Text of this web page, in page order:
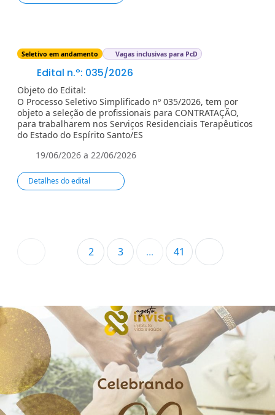
Seletivo em andamento Vagas inclusivas para PcD
Edital n.º: 035/2026
Objeto do Edital:
O Processo Seletivo Simplificado nº 035/2026, tem por
objeto a seleção de profissionais para CONTRATAÇÃO,
para trabalharem nos Serviços Residenciais Terapêuticos
do Estado do Espírito Santo/ES
19/06/2026 a 22/06/2026
Detalhes do edital
2 3 ... 41